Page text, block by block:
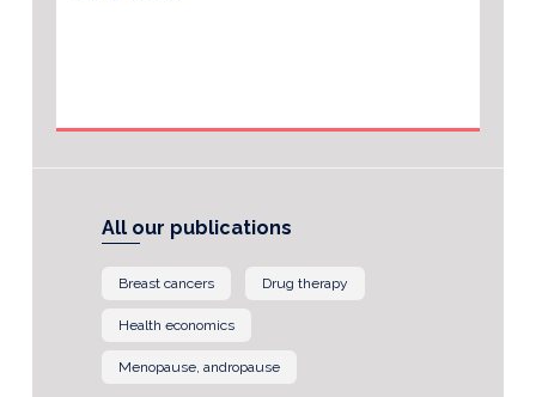
All our publications
Breast cancers Drug therapy
Health economics
Menopause, andropause